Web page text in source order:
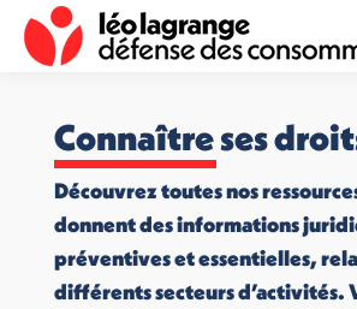
Connaître ses
Découvrez toutes nos
donnent des informations
préventives et essentielles,
différents secteurs d’activités.